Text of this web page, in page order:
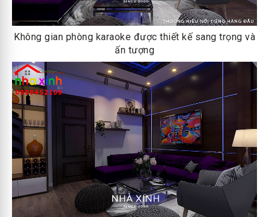
Không gian phòng karaoke được thiết kế sang trọng và
ấn tượng